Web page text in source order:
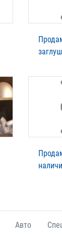
Авто